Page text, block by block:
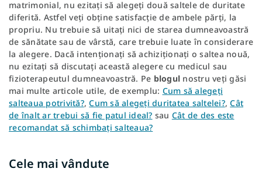
matrimonial, nu ezitați să alegeți două saltele de duritate
diferită. Astfel veți obține satisfacție de ambele părți, la
propriu. Nu trebuie să uitați nici de starea dumneavoastră
de sănătate sau de vârstă, care trebuie luate în considerare
la alegere. Dacă intenționați să achiziționați o saltea nouă,
nu ezitați să discutați această alegere cu medicul sau
fizioterapeutul dumneavoastră. Pe blogul nostru veți găsi
mai multe articole utile, de exemplu: Cum să alegeți
salteaua potrivită?,Cum să alegeți duritatea saltelei?,Cât
de înalt ar trebui să fie patul ideal? sau Cât de des este
recomandat să schimbați salteaua?
Cele mai vândute